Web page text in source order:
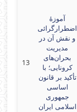
13
آموزۀ
اضطرارگرائی
و نقش آن در
مدیریت
بحران‌های
کرونایی؛ با
تأکید بر قانون
اساسی
جمهوری
اسلامی ایران